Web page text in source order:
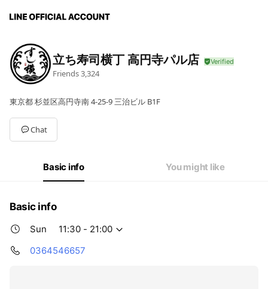
立ち寿司横丁 高円寺パル店
Friends3,324
東京都 杉並区高円寺南 4-25-9 三治ビル B1F
Chat
Basic info You might like
Basic info
Sun
11:30 - 21:00
0364546657